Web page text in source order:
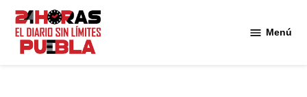
Saltar
contenido
Menú